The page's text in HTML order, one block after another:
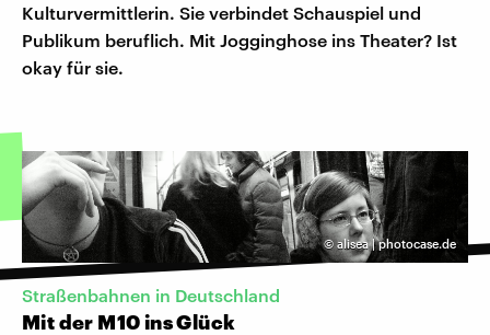
Kulturvermittlerin. Sie verbindet Schauspiel und
Publikum beruflich. Mit Jogginghose ins Theater? Ist
okay für sie.
©alisea | photocase.de
Straßenbahnen in Deutschland
Mit der M10 ins Glück